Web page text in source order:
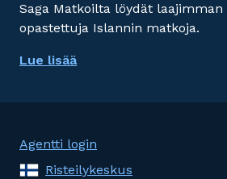
Saga Matkoilta löydät laajimman
opastettuja Islannin matkoja.
Lue lisää
Agentti login
Risteilykeskus